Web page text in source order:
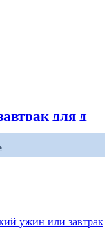
для
ужин или завтрак